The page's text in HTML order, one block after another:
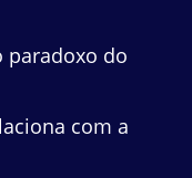
paradoxo do
com a